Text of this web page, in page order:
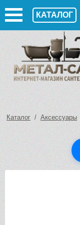
КАТАЛОГ
Каталог / Аксессуары